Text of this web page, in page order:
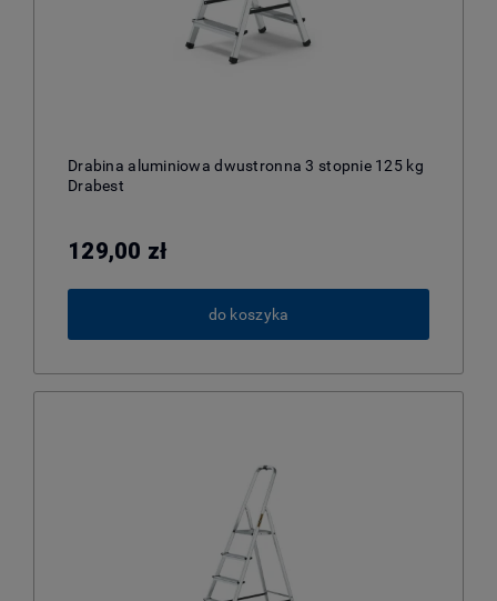
Drabina aluminiowa dwustronna 3 stopnie 125 kg
Drabest
129,00 zł
do koszyka